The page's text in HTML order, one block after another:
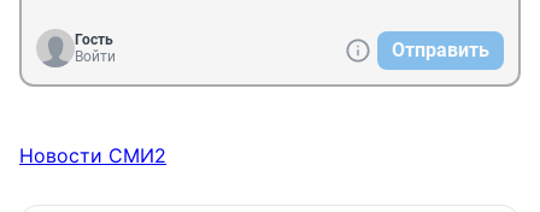
Гость
Войти
Отправить
Новости СМИ2